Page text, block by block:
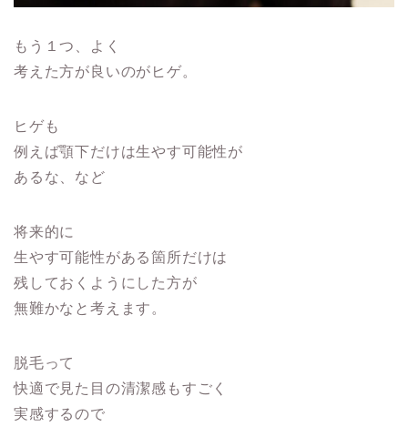
もう１つ、よく
考えた方が良いのがヒゲ。
ヒゲも
例えば顎下だけは生やす可能性が
あるな、など
将来的に
生やす可能性がある箇所だけは
残しておくようにした方が
無難かなと考えます。
脱毛って
快適で見た目の清潔感もすごく
実感するので